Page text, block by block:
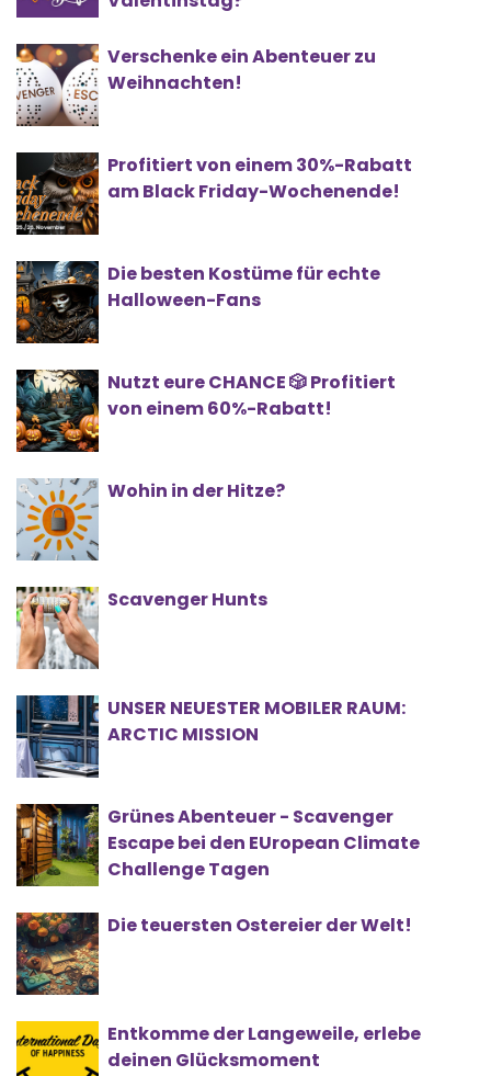
Verschenke ein Abenteuer zu
Weihnachten!
Profitiert von einem 30%-Rabatt
am Black Friday-Wochenende!
Die besten Kostüme für echte
Halloween-Fans
Nutzt eure CHANCE 🎲 Profitiert
von einem 60%-Rabatt!
Wohin in der Hitze?
Scavenger Hunts
UNSER NEUESTER MOBILER RAUM:
ARCTIC MISSION
Grünes Abenteuer - Scavenger
Escape bei den EUropean Climate
Challenge Tagen
Die teuersten Ostereier der Welt!
Entkomme der Langeweile, erlebe
deinen Glücksmoment